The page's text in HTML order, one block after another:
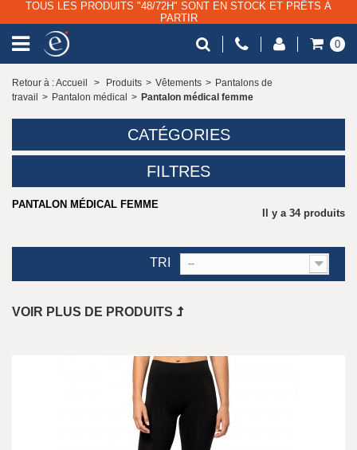
TOUS LES PRODUITS "48/72H" SONT EN STOCK ET PRÊTS À
PARTIR
0
Retour à : Accueil > Produits > Vêtements > Pantalons de
travail
> Pantalon médical > Pantalon médical femme
CATÉGORIES
FILTRES
PANTALON MÉDICAL FEMME
Il y a 34 produits
TRI --
VOIR PLUS DE PRODUITS